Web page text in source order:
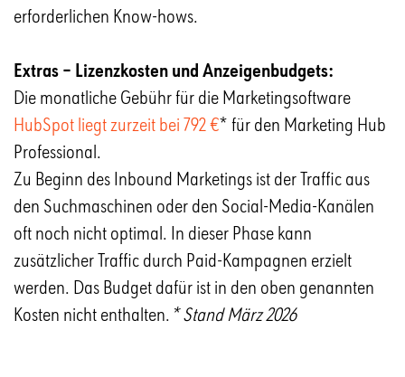
erforderlichen Know-hows.
Extras – Lizenzkosten und Anzeigenbudgets:
Die monatliche Gebühr für die Marketingsoftware
HubSpot liegt zurzeit bei 792 €* für den Marketing Hub
Professional.
Zu Beginn des Inbound Marketings ist der Traffic aus
den Suchmaschinen oder den Social-Media-Kanälen
oft noch nicht optimal. In dieser Phase kann
zusätzlicher Traffic durch Paid-Kampagnen erzielt
werden. Das Budget dafür ist in den oben genannten
Kosten nicht enthalten. * Stand März 2026